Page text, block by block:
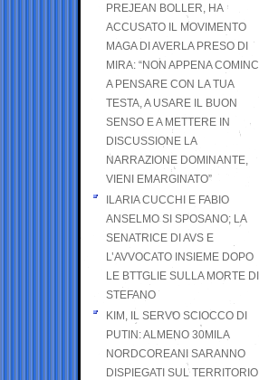
PREJEAN BOLLER, HA
ACCUSATO IL MOVIMENTO
MAGA DI AVERLA PRESO DI
MIRA: “NON APPENA COMINCI
A PENSARE CON LA TUA
TESTA, A USARE IL BUON
SENSO E A METTERE IN
DISCUSSIONE LA
NARRAZIONE DOMINANTE,
VIENI EMARGINATO”
ILARIA CUCCHI E FABIO
ANSELMO SI SPOSANO; LA
SENATRICE DI AVS E
L’AVVOCATO INSIEME DOPO
LE BTTGLIE SULLA MORTE DI
STEFANO
KIM, IL SERVO SCIOCCO DI
PUTIN: ALMENO 30MILA
NORDCOREANI SARANNO
DISPIEGATI SUL TERRITORIO